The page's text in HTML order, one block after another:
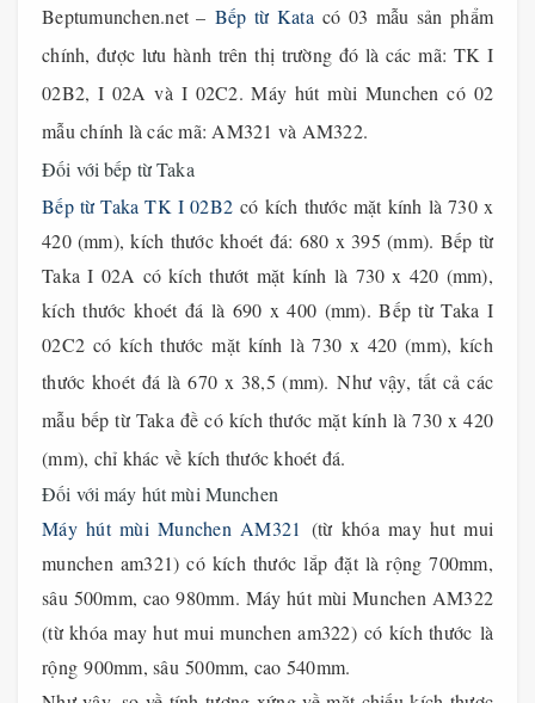
Beptumunchen.net – Bếp từ Kata có 03 mẫu sản phẩm
chính, được lưu hành trên thị trường đó là các mã: TK I
02B2, I 02A và I 02C2. Máy hút mùi Munchen có 02
mẫu chính là các mã: AM321 và AM322.
Đối với bếp từ Taka
Bếp từ Taka TK I 02B2 có kích thước mặt kính là 730 x
420 (mm), kích thước khoét đá: 680 x 395 (mm). Bếp từ
Taka I 02A có kích thướt mặt kính là 730 x 420 (mm),
kích thước khoét đá là 690 x 400 (mm). Bếp từ Taka I
02C2 có kích thước mặt kính là 730 x 420 (mm), kích
thước khoét đá là 670 x 38,5 (mm).Như vậy, tất cả các
mẫu bếp từ Taka đề có kích thước mặt kính là 730 x 420
(mm), chỉ khác về kích thước khoét đá.
Đối với máy hút mùi Munchen
Máy hút mùi Munchen AM321 (từ khóa may hut mui
munchen am321) có kích thước lắp đặt là rộng 700mm,
sâu 500mm, cao 980mm. Máy hút mùi Munchen AM322
(từ khóa may hut mui munchen am322) có kích thước là
rộng900mm, sâu 500mm, cao 540mm.